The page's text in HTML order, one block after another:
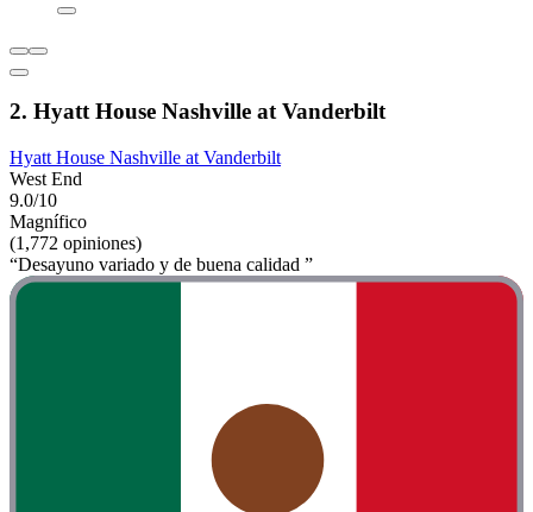
2. Hyatt House Nashville at Vanderbilt
Hyatt House Nashville at Vanderbilt
West End
9.0/10
Magnífico
(1,772 opiniones)
“Desayuno variado y de buena calidad ”